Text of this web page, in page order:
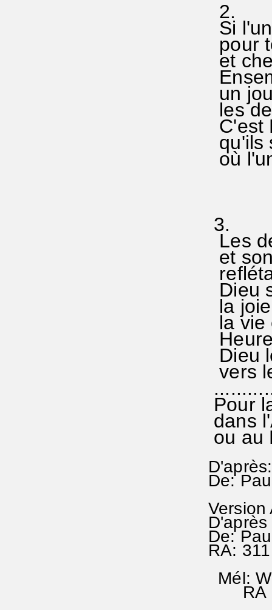
Si
pour
et
un
les
qu'ils
où
Les
et
Dieu
la
la vie
Dieu
vers
Pour
dans
ou au
De:
Version
De:
RA: 311
Mél:
RA